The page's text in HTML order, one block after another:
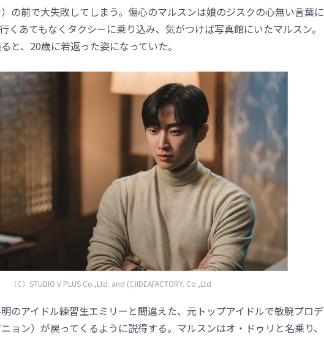
の前で大失敗してしまう。傷心のマルスンは娘のジスクの心無い言葉に
くあてもなくタクシーに乗り込み、気がつけば写真館にいたマルスン。
と、20歳に若返った姿になっていた。
（C）STUDIO V PLUS Co.,Ltd. and (C)IDEAFACTORY. Co.,Ltd
のアイドル練習生エミリーと間違えた、元トップアイドルで敏腕プロデ
ョン）が戻ってくるように説得する。マルスンはオ・ドゥリと名乗り、